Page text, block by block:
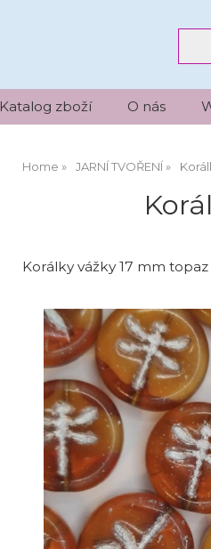
Katalog zboží O nás
Home JARNÍ TVOŘENÍ
Korálky vážky 17 mm